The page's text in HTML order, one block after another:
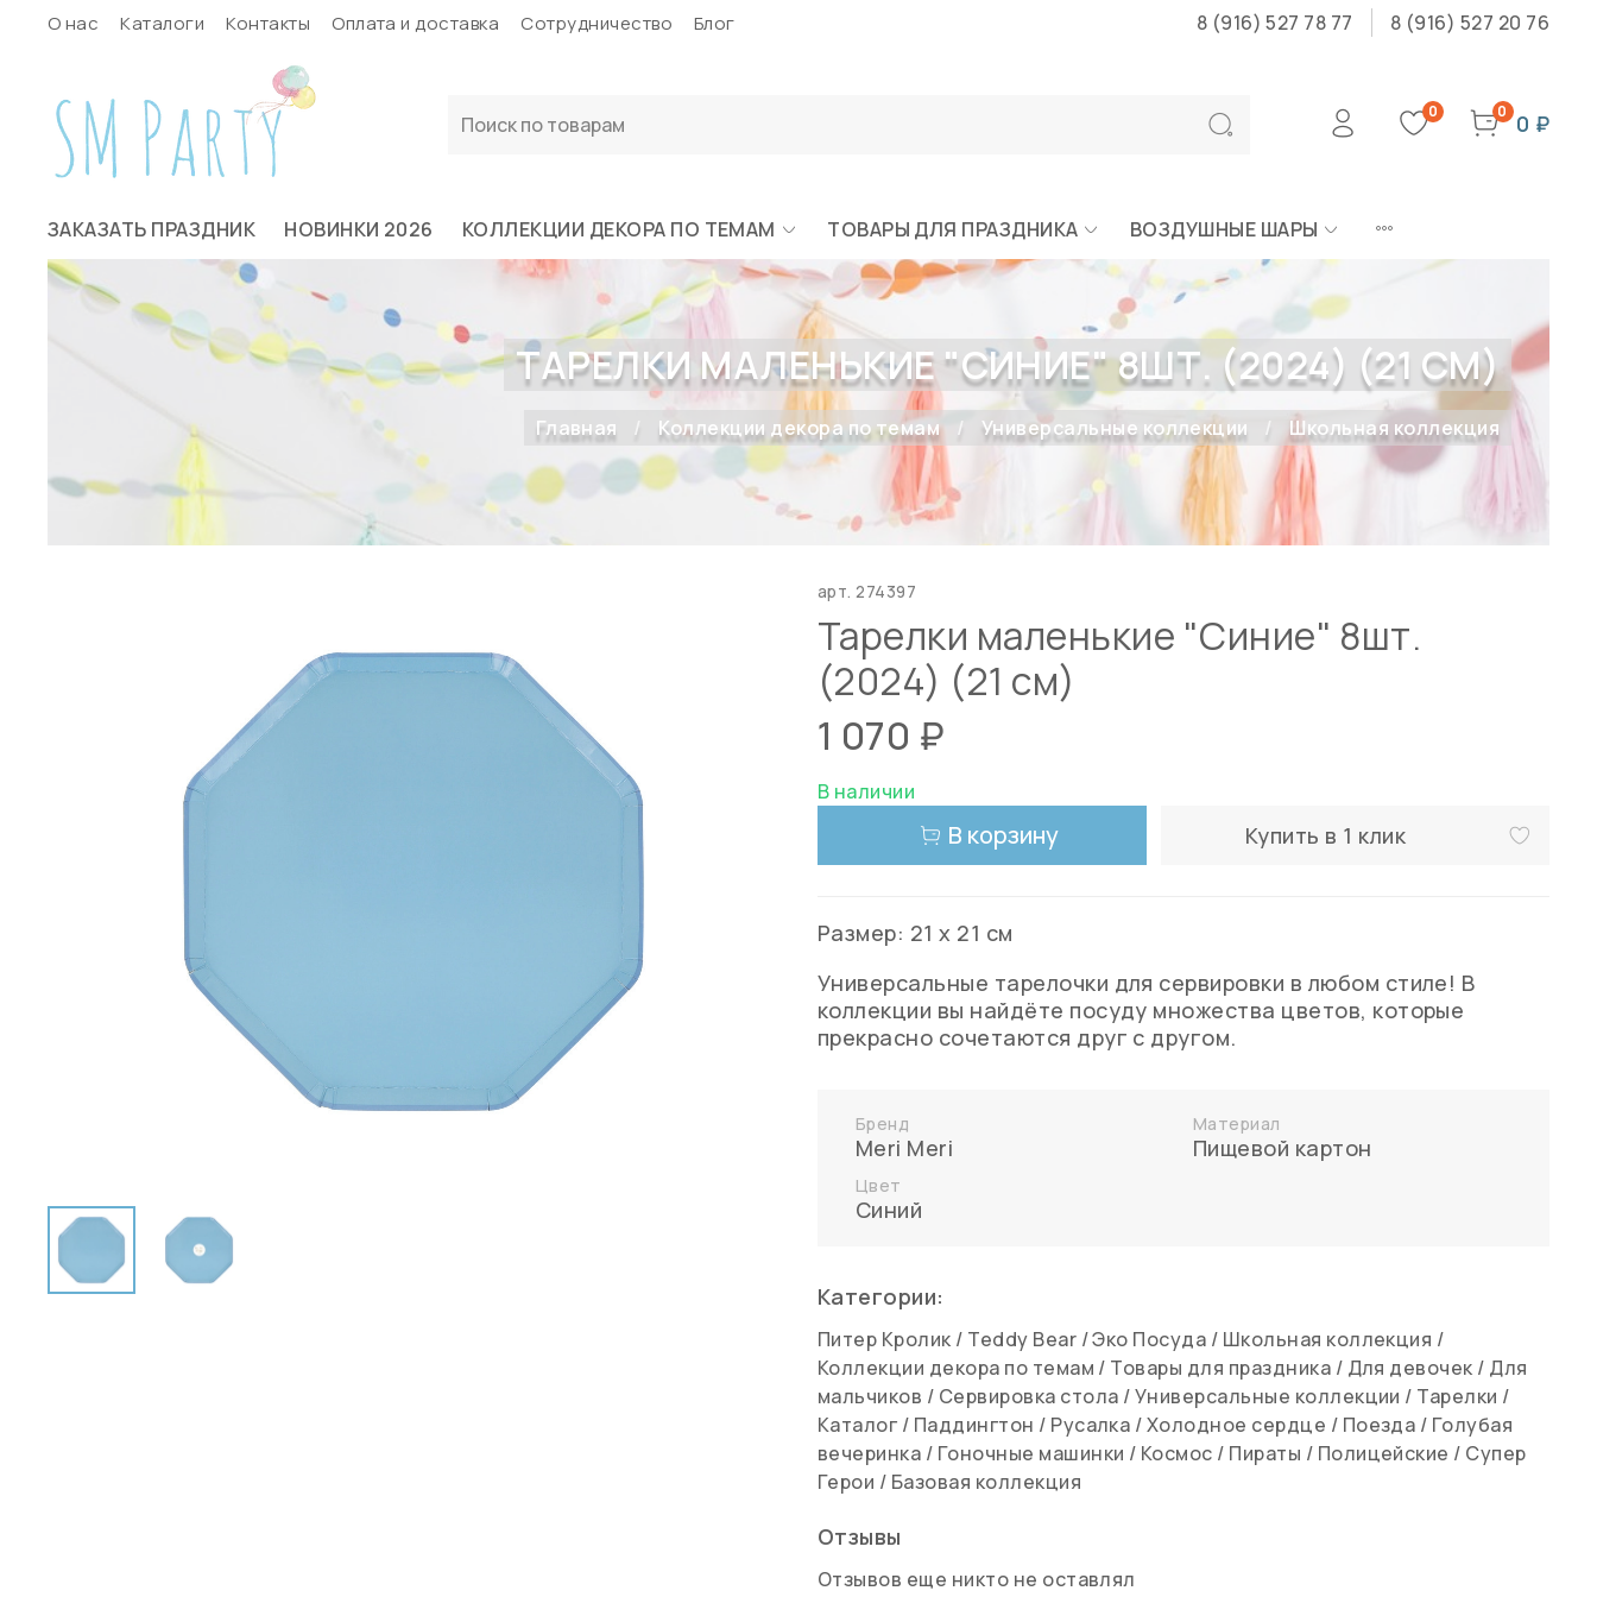
О нас Каталоги Контакты Оплата и доставка Сотрудничество Блог 8 (916) 527 78 77 8 (916) 527 20 76
0 0 0 ₽
ЗАКАЗАТЬ ПРАЗДНИК НОВИНКИ 2026 КОЛЛЕКЦИИ ДЕКОРА ПО ТЕМАМ ТОВАРЫ ДЛЯ ПРАЗДНИКА ВОЗДУШНЫЕ ШАРЫ
ТАРЕЛКИ МАЛЕНЬКИЕ "СИНИЕ" 8ШТ. (2024) (21 СМ)
Главная Коллекции декора по темам Универсальные коллекции Школьная коллекция
арт.274397
Тарелки маленькие "Синие" 8шт.
(2024) (21 см)
1 070 ₽
В наличии
В корзину Купить в 1 клик
Размер: 21 х 21 см
Универсальные тарелочки для сервировки в любом стиле! В
коллекции вы найдёте посуду множества цветов, которые
прекрасно сочетаются друг с другом.
Бренд
Meri Meri
Материал
Пищевой картон
Цвет
Синий
Категории:
Питер Кролик / Teddy Bear /Эко Посуда / Школьная коллекция /
Коллекции декора по темам / Товары для праздника / Для девочек / Для
мальчиков / Сервировка стола /Универсальные коллекции / Тарелки /
Каталог / Паддингтон / Русалка /Холодное сердце / Поезда / Голубая
вечеринка / Гоночные машинки / Космос / Пираты / Полицейские / Супер
Герои / Базовая коллекция
Отзывы
Отзывов еще никто не оставлял